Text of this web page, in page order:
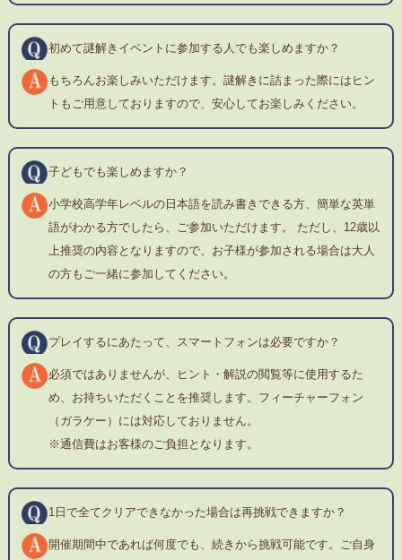
初めて謎解きイベントに参加する人でも楽しめますか？
もちろんお楽しみいただけます。謎解きに詰まった際にはヒン
トもご用意しておりますので、安心してお楽しみください。
子どもでも楽しめますか？
小学校高学年レベルの日本語を読み書きできる方、簡単な英単
語がわかる方でしたら、ご参加いただけます。 ただし、12歳以
上推奨の内容となりますので、お子様が参加される場合は大人
の方もご一緒に参加してください。
プレイするにあたって、スマートフォンは必要ですか？
必須ではありませんが、ヒント・解説の閲覧等に使用するた
め、お持ちいただくことを推奨します。フィーチャーフォン
（ガラケー）には対応しておりません。
※通信費はお客様のご負担となります。
1日で全てクリアできなかった場合は再挑戦できますか？
開催期間中であれば何度でも、続きから挑戦可能です。ご自身